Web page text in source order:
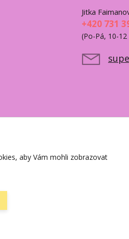
Jitka
+420 731
(Po-Pá, 10-12
aby Vám mohli zobrazovat